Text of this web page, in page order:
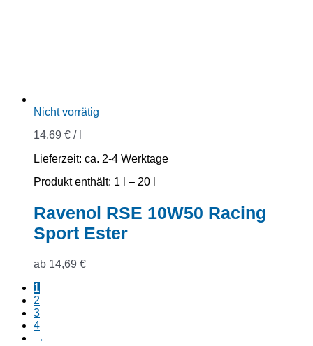
Nicht vorrätig
14,69 € /
Lieferzeit: ca. 2-4 Werktage
Produkt enthält: 1
– 20
Ravenol RSE 10W50 Racing
Sport Ester
ab 14,69 €
1
2
3
4
→